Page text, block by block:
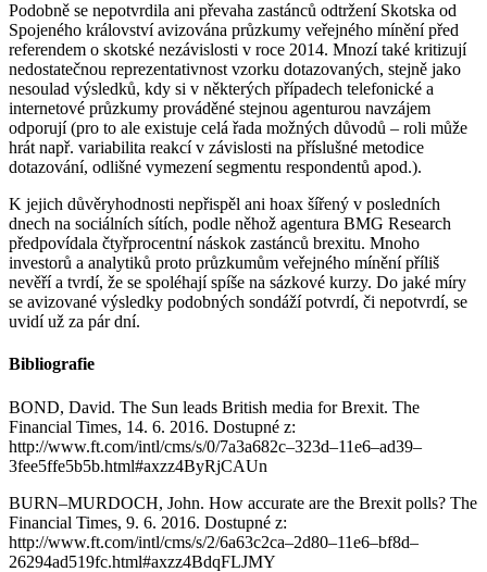
Podobně se nepotvrdila ani převaha zastánců odtržení Skotska od
Spojeného království avizována průzkumy veřejného mínění před
referendem o skotské nezávislosti v roce 2014. Mnozí také kritizují
nedostatečnou reprezentativnost vzorku dotazovaných, stejně jako
nesoulad výsledků, kdy si v některých případech telefonické a
internetové průzkumy prováděné stejnou agenturou navzájem
odporují (pro to ale existuje celá řada možných důvodů – roli může
hrát např. variabilita reakcí v závislosti na příslušné metodice
dotazování, odlišné vymezení segmentu respondentů apod.).
K jejich důvěryhodnosti nepřispěl ani hoax šířený v posledních
dnech na sociálních sítích, podle něhož agentura BMG Research
předpovídala čtyřprocentní náskok zastánců brexitu. Mnoho
investorů a analytiků proto průzkumům veřejného mínění příliš
nevěří a tvrdí, že se spoléhají spíše na sázkové kurzy. Do jaké míry
se avizované výsledky podobných sondáží potvrdí, či nepotvrdí, se
uvidí už za pár dní.
Bibliografie
BOND, David. The Sun leads British media for Brexit. The
Financial Times, 14. 6. 2016. Dostupné z:
http://www.ft.com/intl/cms/s/0/7a3a682c–323d–11e6–ad39–
3fee5ffe5b5b.html#axzz4ByRjCAUn
BURN–MURDOCH, John. How accurate are the Brexit polls? The
Financial Times, 9. 6. 2016. Dostupné z:
http://www.ft.com/intl/cms/s/2/6a63c2ca–2d80–11e6–bf8d–
26294ad519fc.html#axzz4BdqFLJMY